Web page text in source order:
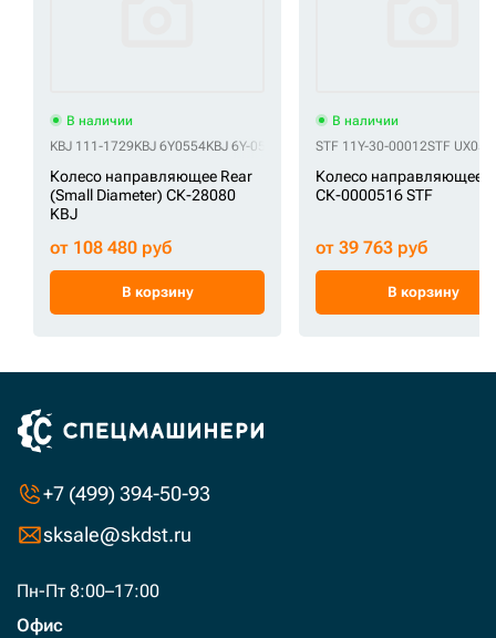
В наличии
KBJ 111-1729KBJ 6Y0554KBJ 6Y-0554 KBJ 7T3723KBJ 7T-3723KBJ
Колесо направляющее Rear
(Small Diameter) СК-28080
KBJ
от 108 480 руб
В корзину
В наличии
STF 11Y-30-00012STF
Колесо направляющее
СК-0000516 STF
от 39 763 руб
В корзину
+7 (499) 394-50-93
sksale@skdst.ru
Пн-Пт 8:00–17:00
Офис